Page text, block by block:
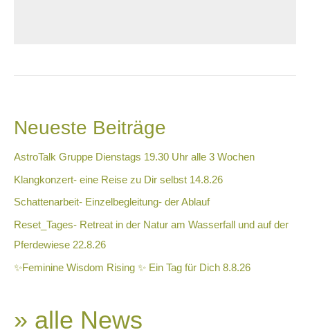
Neueste Beiträge
AstroTalk Gruppe Dienstags 19.30 Uhr alle 3 Wochen
Klangkonzert- eine Reise zu Dir selbst 14.8.26
Schattenarbeit- Einzelbegleitung- der Ablauf
Reset_Tages- Retreat in der Natur am Wasserfall und auf der
Pferdewiese 22.8.26
✨Feminine Wisdom Rising ✨ Ein Tag für Dich 8.8.26
» alle News